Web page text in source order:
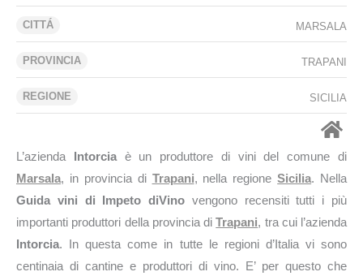
CITTÁ MARSALA
PROVINCIA TRAPANI
REGIONE SICILIA
L’azienda Intorcia è un produttore di vini del comune di
Marsala, in provincia di Trapani, nella regioneSicilia. Nella
Guida vini di Impeto diVino vengono recensiti tutti i più
importanti produttori della provincia diTrapani, tra cui l’azienda
Intorcia. In questa come in tutte le regioni d’Italia vi sono
centinaia di cantine e produttori di vino. E’ per questo che